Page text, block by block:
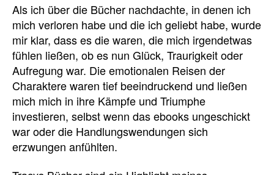
Als ich über die Bücher nachdachte, in denen ich
mich verloren habe und die ich geliebt habe, wurde
mir klar, dass es die waren, die mich irgendetwas
fühlen ließen, ob es nun Glück, Traurigkeit oder
Aufregung war. Die emotionalen Reisen der
Charaktere waren tief beeindruckend und ließen
mich mich in ihre Kämpfe und Triumphe
investieren, selbst wenn das ebooks ungeschickt
war oder die Handlungswendungen sich
erzwungen anfühlten.